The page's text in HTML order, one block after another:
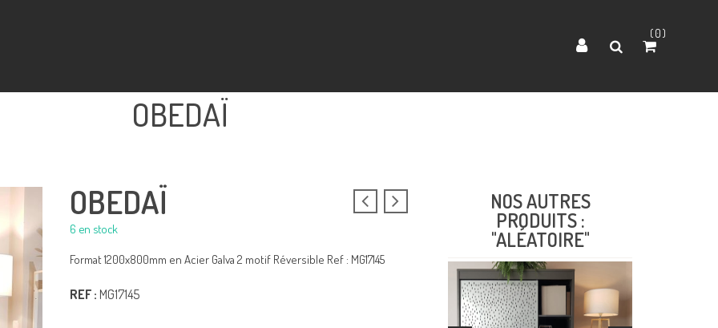
0
OBEDAÏ
OBEDAÏ
6 en stock
Format 1200x800mm en Acier Galva 2 motif Réversible Ref : MG17145
REF : MG17145
NOS AUTRES
PRODUITS :
"ALÉATOIRE"